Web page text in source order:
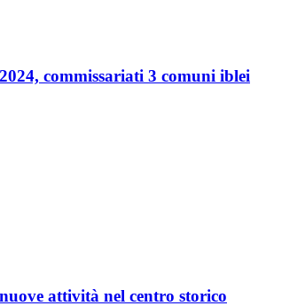
commissariati 3 comuni iblei
attività nel centro storico